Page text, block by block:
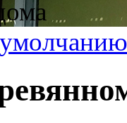
умолчанию